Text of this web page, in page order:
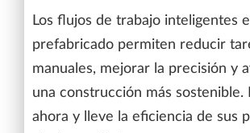
Los flujos de trabajo inteligentes
prefabricado permiten reducir
manuales, mejorar la precisión y
una construcción más sostenible.
ahora y lleve la eficiencia de sus